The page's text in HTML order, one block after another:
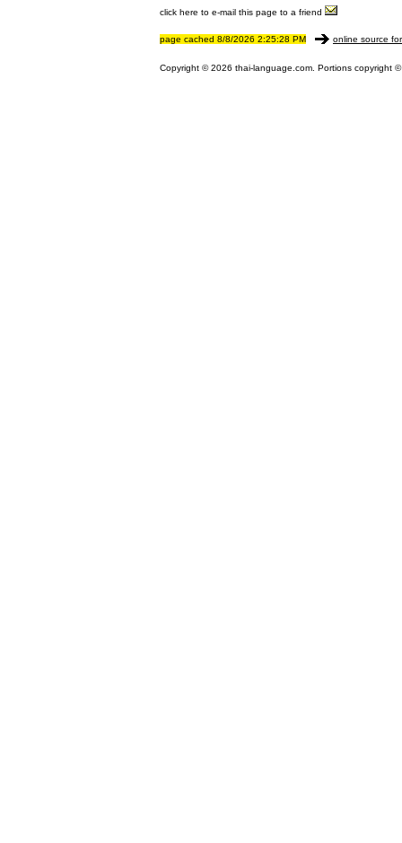
click here to e-mail this page to a friend
page cached 8/8/2026 2:25:28 PM online source
Copyright © 2026 thai-language.com. Portions copyright